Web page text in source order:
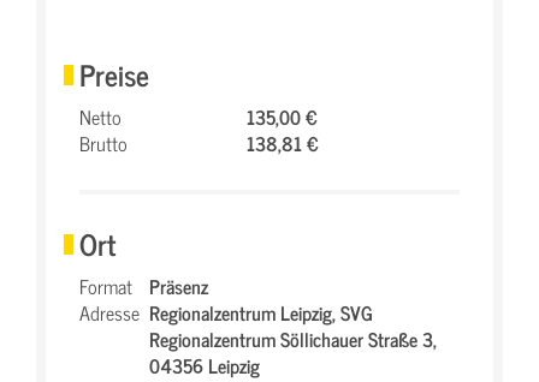
Preise
Netto
135,00 €
Brutto
138,81 €
Ort
Format Präsenz
Adresse Regionalzentrum Leipzig,SVG
Regionalzentrum Söllichauer Straße 3,
04356 Leipzig